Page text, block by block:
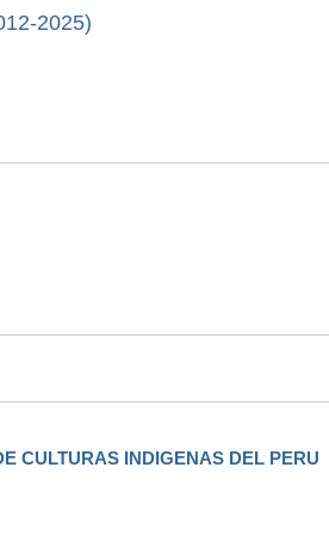
2025)
CULTURAS INDIGENAS DEL PERU